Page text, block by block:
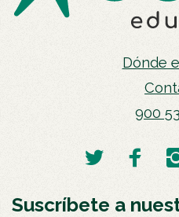
Dónde
900
Suscríbete a